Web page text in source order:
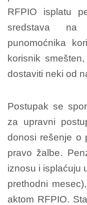
RFPIO isplatu
sredstava na
punomoćnika
korisnik
dostaviti neki od
Postupak se
za upravni
donosi rešenje o
pravo žalbe.
iznosu i isplaćuju
prethodni
aktom RFPIO.